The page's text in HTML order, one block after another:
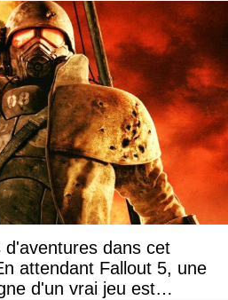
dans cet
attendant Fallout 5, une
d'un vrai jeu est